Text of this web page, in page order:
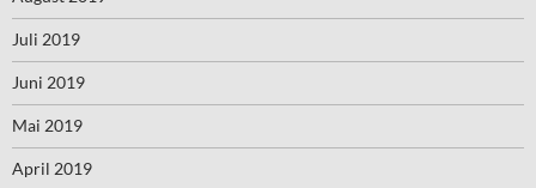
Juli 2019
Juni 2019
Mai 2019
April 2019